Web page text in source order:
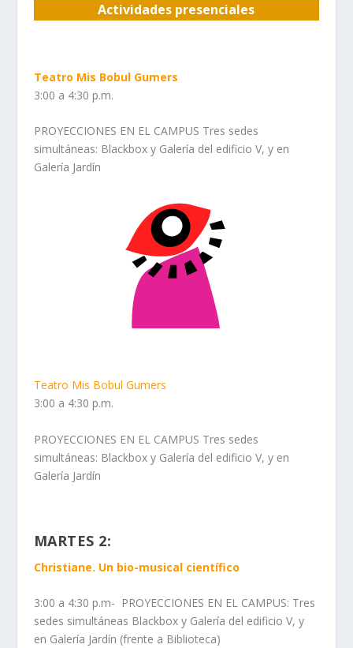
Actividades presenciales
Teatro Mis Bobul Gumers
3:00 a 4:30 p.m.
PROYECCIONES EN EL CAMPUS Tres sedes
simultáneas: Blackbox y Galería del edificio V, y en
Galería Jardín
Teatro Mis Bobul Gumers
3:00 a 4:30 p.m.
PROYECCIONES EN EL CAMPUS Tres sedes
simultáneas: Blackbox y Galería del edificio V, y en
Galería Jardín
MARTES 2:
Christiane. Un bio-musical científico
3:00 a 4:30 p.m- PROYECCIONES EN EL CAMPUS: Tres
sedes simultáneas Blackbox y Galería del edificio V, y
en Galería Jardín (frente a Biblioteca)